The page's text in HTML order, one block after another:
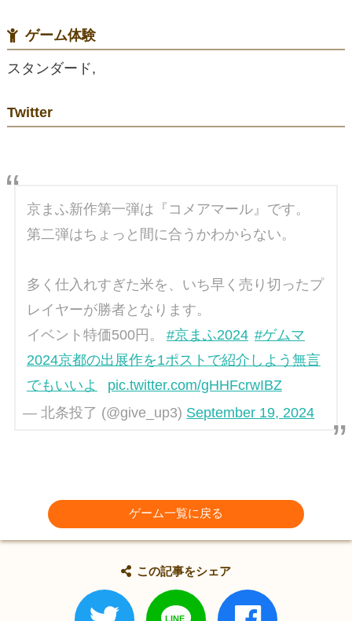
ゲーム体験
スタンダード,
Twitter
京まふ新作第一弾は『コメアマール』です。
第二弾はちょっと間に合うかわからない。
多く仕入れすぎた米を、いち早く売り切ったプ
レイヤーが勝者となります。
イベント特価500円。
#京まふ2024 #ゲムマ
2024京都の出展作を1ポストで紹介しよう無言
でもいいよ
pic.twitter.com/gHHFcrwIBZ
— 北条投了 (@give_up3) September 19, 2024
ゲーム一覧に戻る
この記事をシェア